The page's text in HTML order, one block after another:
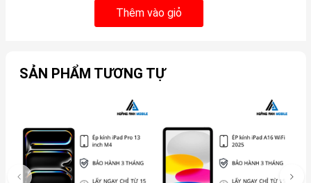
Thêm vào giỏ
SẢN PHẨM TƯƠNG TỰ